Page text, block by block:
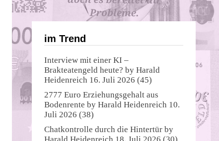
im Trend
Interview mit einer KI –
Brakteatengeld heute? by Harald
Heidenreich 16. Juli 2026 (45)
2777 Euro Erziehungsgehalt aus
Bodenrente by Harald Heidenreich 10.
Juli 2026 (38)
Chatkontrolle durch die Hintertür by